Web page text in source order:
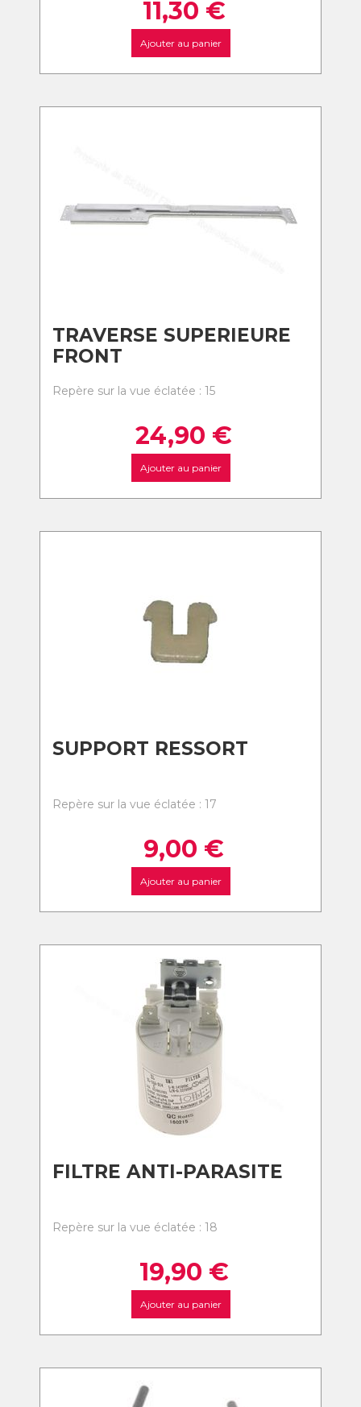
11,30 €
Ajouter au panier
TRAVERSE SUPERIEURE
FRONT
Repère sur la vue éclatée : 15
24,90 €
Ajouter au panier
SUPPORT RESSORT
Repère sur la vue éclatée : 17
9,00 €
Ajouter au panier
FILTRE ANTI-PARASITE
Repère sur la vue éclatée : 18
19,90 €
Ajouter au panier